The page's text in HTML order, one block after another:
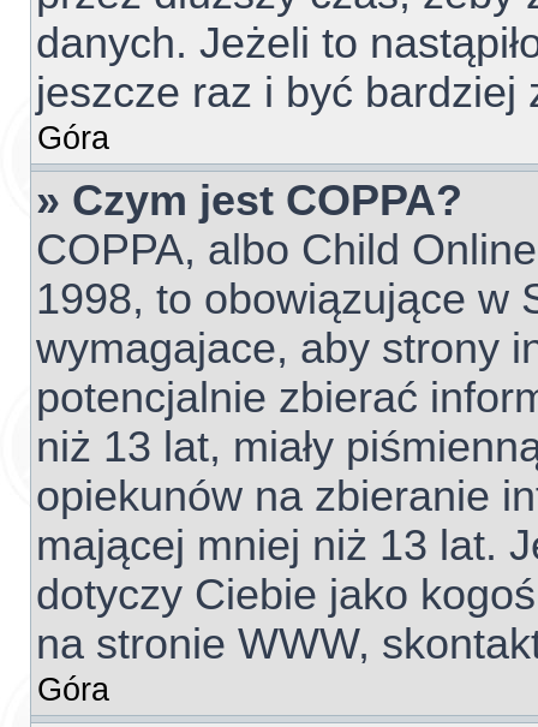
danych. Jeżeli to
jeszcze raz i być
Góra
» Czym jest COPPA?
COPPA, albo Child
1998, to obowiązujące w
wymagajace, aby strony
potencjalnie zbierać
niż 13 lat, miały
opiekunów na zbieranie
mającej mniej niż 13 lat.
dotyczy Ciebie jako
na stronie WWW,
Góra